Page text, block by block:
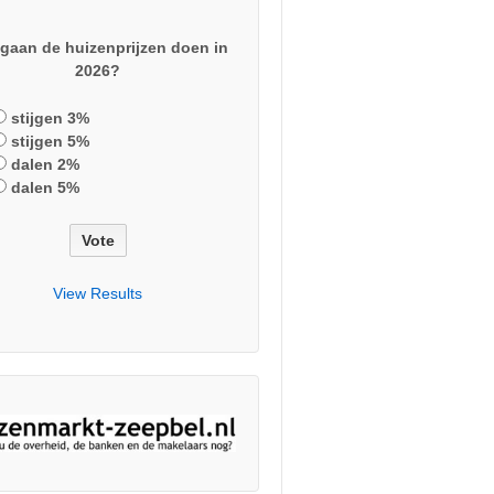
de huizenprijzen doen in
2026?
stijgen 3%
stijgen 5%
dalen 2%
dalen 5%
View Results